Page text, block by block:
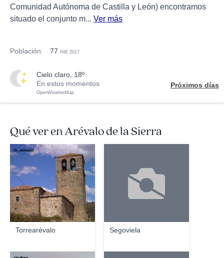
Comunidad Autónoma de Castilla y León) encontramos
situado el conjunto m... Ver más
Población: 77 INE 2017
cielo claro, 18º
En estos momentos
OpenWeatherMap
Próximos días
Qué ver en Arévalo de la Sierra
Torrearévalo
rh. antonio
Segoviela